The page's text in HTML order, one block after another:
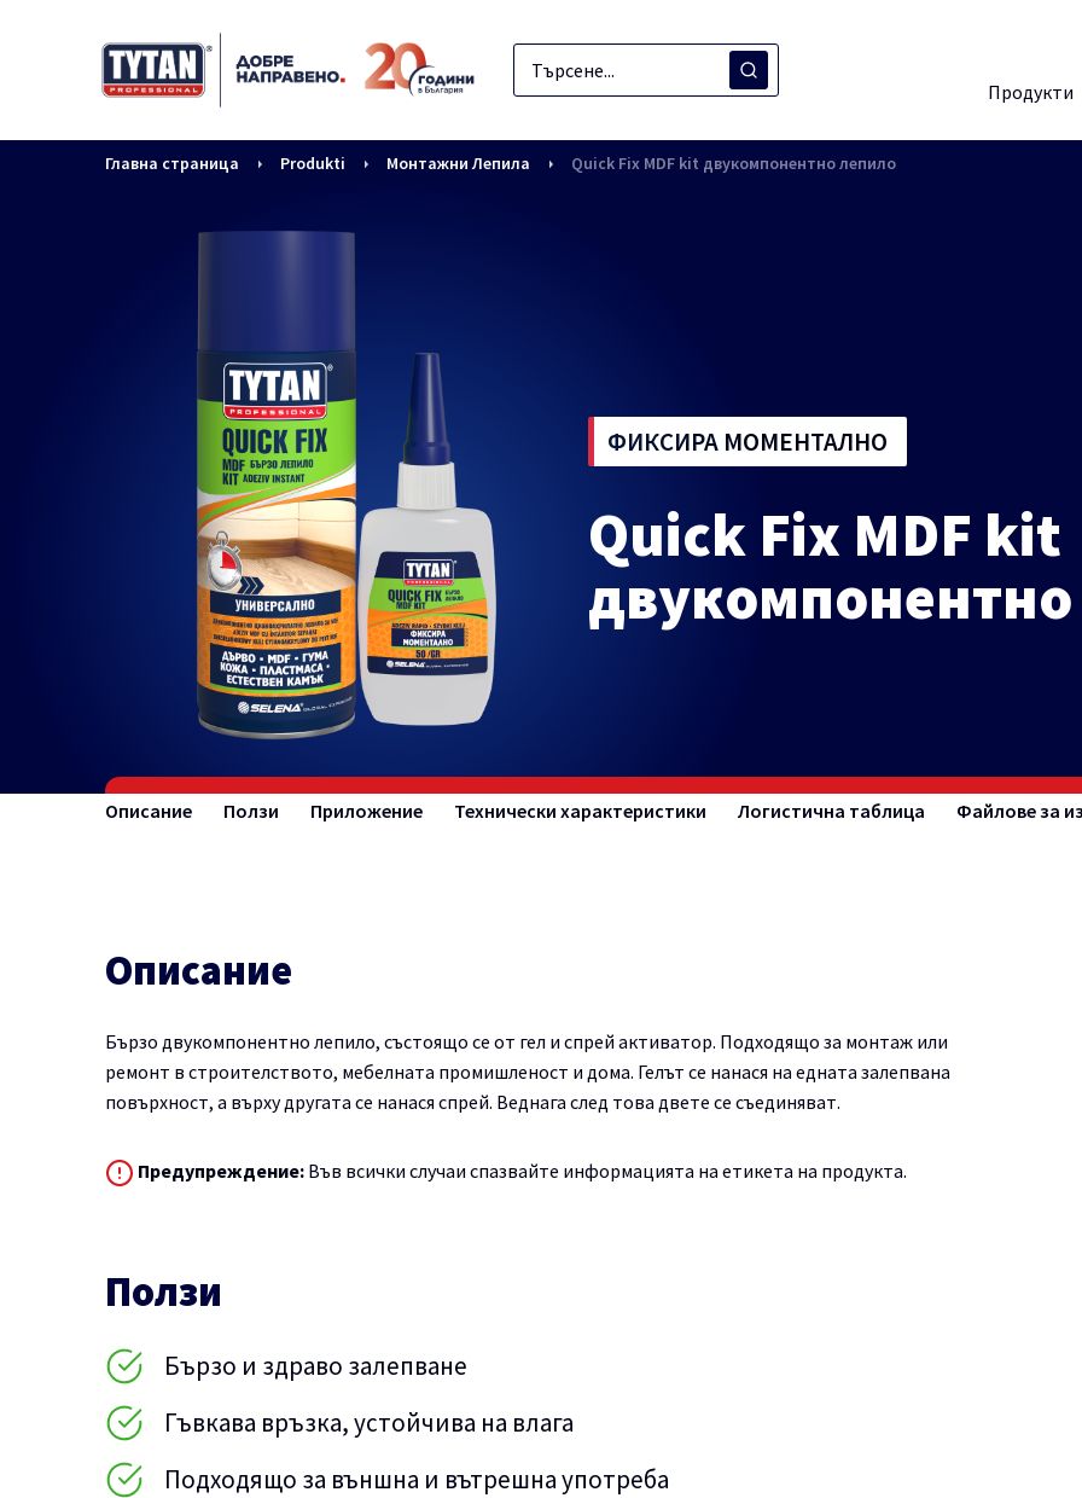
Продукти
Главна страница Produkti Монтажни Лепила Quick Fix MDF kit двукомпонентно лепило
ФИКСИРА МОМЕНТАЛНО
Quick Fix MDF kit
Описание Ползи Приложение Технически характеристики Логистична таблица Файлове за
Описание
Бързо двукомпонентно лепило, състоящо се от гел и спрей активатор. Подходящо за монтаж или
ремонт в строителството, мебелната промишленост и дома. Гелът се нанася на едната залепвана
повърхност, а върху другата се нанася спрей. Веднага след това двете се съединяват.
Предупреждение: Във всички случаи спазвайте информацията на етикета на продукта.
Ползи
Бързо и здраво залепване
Гъвкава връзка, устойчива на влага
Подходящо за външна и вътрешна употреба